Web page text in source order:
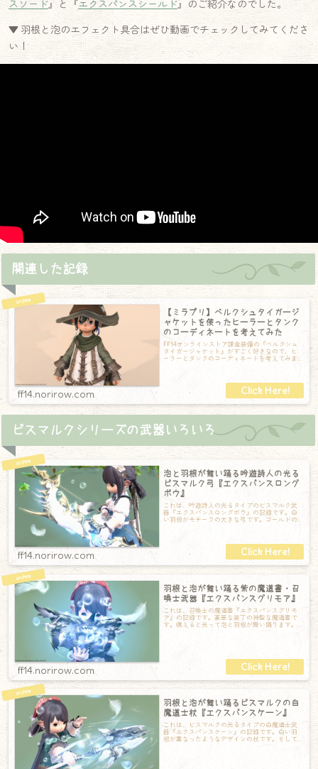
スソード』と『エクスパンスシールド』のご紹介なのでした。
▼ 羽根と泡のエフェクト具合はぜひ動画でチェックしてみてくださ
い！
関連した記録
【ミラプリ】ベルクシュタイガージ
ャケットを使ったヒーラーとタンク
のコーディネートを考えてみた
FF14オンラインストア課金装備の『ベルクシュ
タイガージャケット』がすごく好きなので、ヒ
ーラーとタンクのコーディネートを考えてみま
ff14.norirow.com
ビスマルクシリーズの武器いろいろ
泡と羽根が舞い踊る吟遊詩人の光る
ビスマルク弓『エクスパンスロング
ボウ』
これは、吟遊詩人の光るタイプのビスマルク武
器『エクスパンスロングボウ』の記録です。白
い羽根がモチーフの大きな弓です。ゴールドの
ff14.norirow.com
羽根と泡が舞い踊る紫の魔道書・召
喚士武器『エクスパンスグリモア』
これは、召喚士の魔道書『エクスパンスグリモ
ア』の記録です。豪華な装丁の神聖な魔道書で
す。構えると光って泡と羽根が舞い踊ります。
羽根と泡が舞い踊る様子はとっても綺麗なので
ff14.norirow.com
羽根と泡が舞い踊るビスマルクの白
魔道士杖『エクスパンスケーン』
これは、ビスマルクの光るタイプの白魔道士武
器『エクスパンスケーン』の記録です。白い羽
根が重なったようなデザインの杖です。そして
武器を構えると光ります！泡と羽根が舞い踊っ